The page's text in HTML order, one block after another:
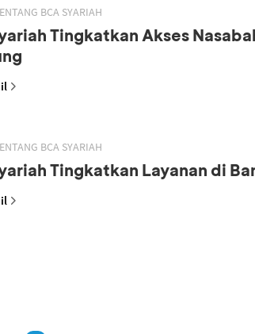
BCA SYARIAH
Tingkatkan Akses
BCA SYARIAH
Tingkatkan Layanan di